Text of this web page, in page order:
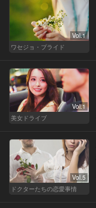
Vol.1
ワセジョ・プライド
Vol.1
美女ドライブ
Vol.5
ドクターたちの恋愛事情